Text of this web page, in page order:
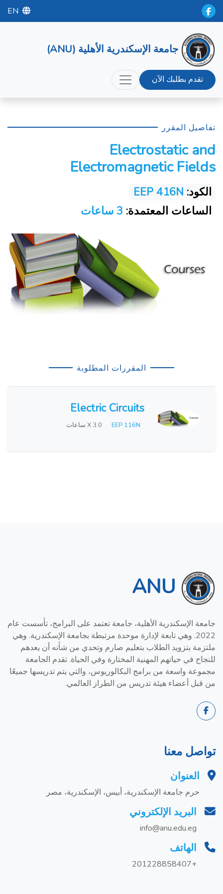
EN
جامعة الإسكندرية الأهلية (ANU)
تقدم بطلبك الآن
تفاصيل المقرر
Electrostatic and
Electromagnetic Fields
الكود: EEP 416N
الساعات المعتمدة:
المقررات المطلوبة
Electric Circuits
EEP 116N X 3.0 ساعات
ANU
جامعة الإسكندرية الأهلية، جامعة تعتمد على البرامج، تأسست عام
2022. وهي تابعة لإدارة موحدة مرتبطة بجامعة الإسكندرية. وهي
ملتزمة بتزويد الطلاب بتعليم صارم وتحدي من شأنه أن يعدهم
للنجاح في حياتهم المهنية المختارة وفي الحياة. تقدم الجامعة
مجموعة واسعة من برامج البكالوريوس، والتي يتم تدريسها جميعًا
من قبل أعضاء هيئة تدريس من الطراز العالمي.
تواصل معنا
العنوان
حرم جامعة الإسكندرية، أبيس، الإسكندرية، مصر
البريد الإلكتروني
info@anu.edu.eg
الهاتف
+201228858407